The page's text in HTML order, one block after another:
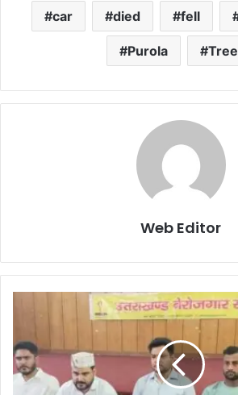
car died fell
Purola Tree
Web Editor